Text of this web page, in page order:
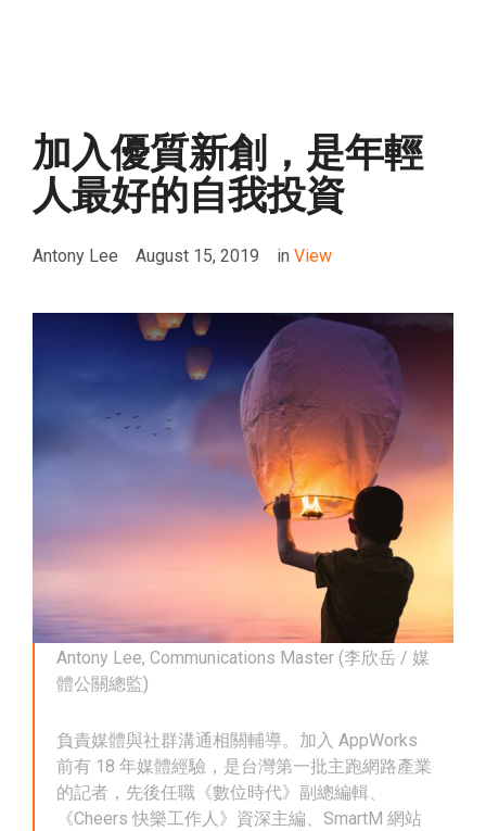
加入優質新創，是年輕
人最好的自我投資
Antony Lee August 15, 2019 in View
Antony Lee, Communications Master (李欣岳 / 媒
體公關總監)
負責媒體與社群溝通相關輔導。加入 AppWorks
前有 18 年媒體經驗，是台灣第一批主跑網路產業
的記者，先後任職《數位時代》副總編輯、
《Cheers 快樂工作人》資深主編、SmartM 網站